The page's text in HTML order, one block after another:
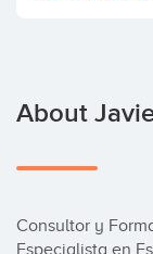
About
Consultor y
Especialista en